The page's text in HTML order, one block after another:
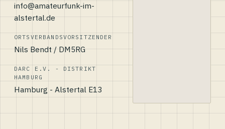
info@amateurfunk-im-
alstertal.de
ORTSVERBANDSVORSITZENDER
Nils Bendt / DM5RG
DARC E.V. - DISTRIKT
HAMBURG
Hamburg - Alstertal E13